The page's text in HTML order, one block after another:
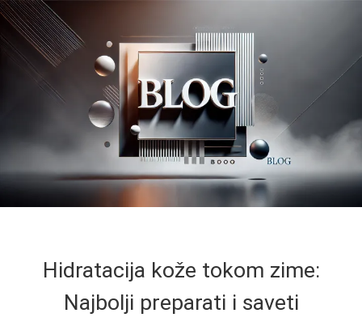
Hidratacija kože tokom zime:
Najbolji preparati i saveti